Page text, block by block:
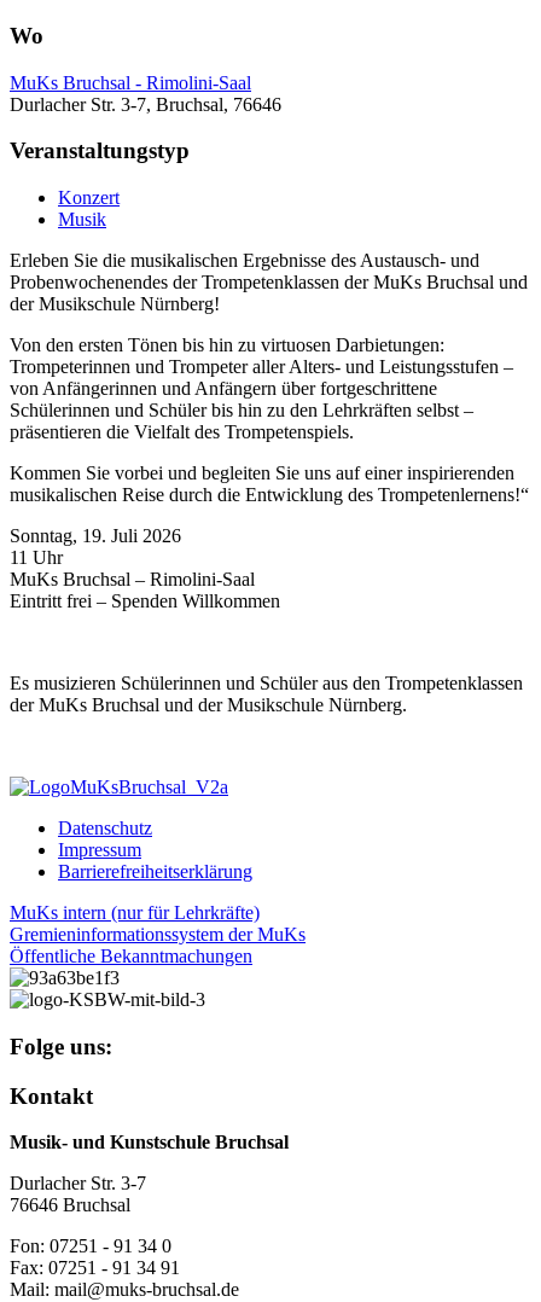
Wo
MuKs Bruchsal - Rimolini-Saal
Durlacher Str. 3-7, Bruchsal, 76646
Veranstaltungstyp
Konzert
Musik
Erleben Sie die musikalischen Ergebnisse des Austausch- und
Probenwochenendes der Trompetenklassen der MuKs Bruchsal und
der Musikschule Nürnberg!
Von den ersten Tönen bis hin zu virtuosen Darbietungen:
Trompeterinnen und Trompeter aller Alters- und Leistungsstufen –
von Anfängerinnen und Anfängern über fortgeschrittene
Schülerinnen und Schüler bis hin zu den Lehrkräften selbst –
präsentieren die Vielfalt des Trompetenspiels.
Kommen Sie vorbei und begleiten Sie uns auf einer inspirierenden
musikalischen Reise durch die Entwicklung des Trompetenlernens!“
Sonntag, 19. Juli 2026
11 Uhr
MuKs Bruchsal – Rimolini-Saal
Eintritt frei – Spenden Willkommen
Es musizieren Schülerinnen und Schüler aus den Trompetenklassen
der MuKs Bruchsal und der Musikschule Nürnberg.
Datenschutz
Impressum
Barrierefreiheitserklärung
MuKs intern (nur für Lehrkräfte)
Gremieninformationssystem der MuKs
Öffentliche Bekanntmachungen
Folge uns:
Kontakt
Musik- und Kunstschule Bruchsal
Durlacher Str. 3-7
76646 Bruchsal
Fon: 07251 - 91 34 0
Fax: 07251 - 91 34 91
Mail: mail@muks-bruchsal.de